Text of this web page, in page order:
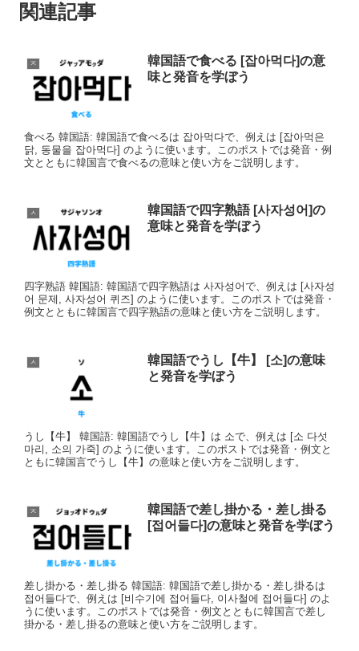
関連記事
ㅈ
韓国語で食べる [잡아먹다]の意
味と発音を学ぼう
食べる 韓国語: 韓国語で食べるは 잡아먹다で、例えは [잡아먹은
닭, 동물을 잡아먹다] のように使います。このポストでは発音・例
文とともに韓国言で食べるの意味と使い方をご説明します。
ㅅ
韓国語で四字熟語 [사자성어]の
意味と発音を学ぼう
四字熟語 韓国語: 韓国語で四字熟語は 사자성어で、例えは [사자성
어 문제, 사자성어 퀴즈] のように使います。このポストでは発音・
例文とともに韓国言で四字熟語の意味と使い方をご説明します。
ㅅ
韓国語でうし【牛】 [소]の意味
と発音を学ぼう
うし【牛】 韓国語: 韓国語でうし【牛】は 소で、例えは [소 다섯
마리, 소의 가죽] のように使います。このポストでは発音・例文と
ともに韓国言でうし【牛】の意味と使い方をご説明します。
ㅈ
韓国語で差し掛かる・差し掛る
[접어들다]の意味と発音を学ぼう
差し掛かる・差し掛る 韓国語: 韓国語で差し掛かる・差し掛るは
접어들다で、例えは [비수기에 접어들다, 이사철에 접어들다] のよ
うに使います。このポストでは発音・例文とともに韓国言で差し
掛かる・差し掛るの意味と使い方をご説明します。